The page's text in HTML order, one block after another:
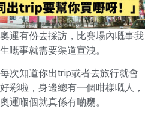
運有份去採訪，比賽場內嘅事我
嘅事就需要渠道宣洩。
次知道你出trip或者去旅行就會
彩啦，身邊總有一個咁樣嘅人，
運嗰個就真係有啲嬲。